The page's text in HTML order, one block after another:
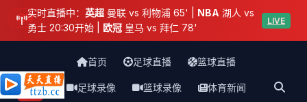
实时直播中： 英超 曼联 vs 利物浦 65' | NBA 湖人 vs
勇士 20:30开始 | 欧冠 皇马 vs 拜仁 78'
LIVE
天天直播网
首页 足球直播 篮球直播
足球录像 篮球录像 体育新闻
足球